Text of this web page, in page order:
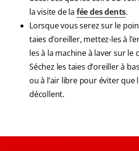
la visite de la fée des dents.
Lorsque vous serez sur le
taies d’oreiller, mettez-les à
les à la machine à laver sur le
Séchez les taies d’oreiller à
ou à l’air libre pour éviter que
décollent.